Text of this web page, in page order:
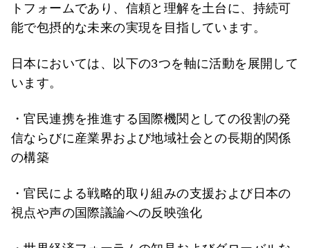
トフォームであり、信頼と理解を土台に、持続可
能で包摂的な未来の実現を目指しています。
日本においては、以下の3つを軸に活動を展開して
います。
・官民連携を推進する国際機関としての役割の発
信ならびに産業界および地域社会との長期的関係
の構築
・官民による戦略的取り組みの支援および日本の
視点や声の国際議論への反映強化